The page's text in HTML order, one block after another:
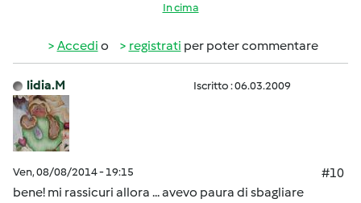
In cima
Accedi o registrati per poter commentare
lidia.M Iscritto : 06.03.2009
Ven, 08/08/2014 - 19:15
#10
bene! mi rassicuri allora ... avevo paura di sbagliare